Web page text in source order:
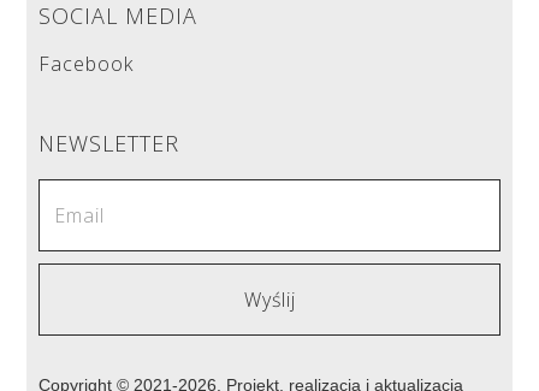
SOCIAL MEDIA
Facebook
NEWSLETTER
Copyright © 2021-2026. Projekt, realizacja i aktualizacja